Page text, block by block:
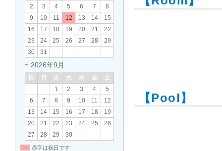
【Pool】
2
3 4 5 6 7
8
9
10 11 12 13 14
15
16
17 18 19 20 21
22
23
24 25 26 27 28
29
30
31
2026年9月
日 月 火 水 木 金
土
1
2 3 4
5
6
7 8 9 10 11
12
13
14 15 16 17 18
19
20
21 22 23 24 25
26
27
28 29 30
・
赤字は祝日です